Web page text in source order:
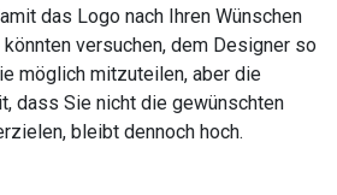
das Logo nach Ihren Wünschen
versuchen, dem Designer so
möglich mitzuteilen, aber die
dass Sie nicht die gewünschten
bleibt dennoch hoch.